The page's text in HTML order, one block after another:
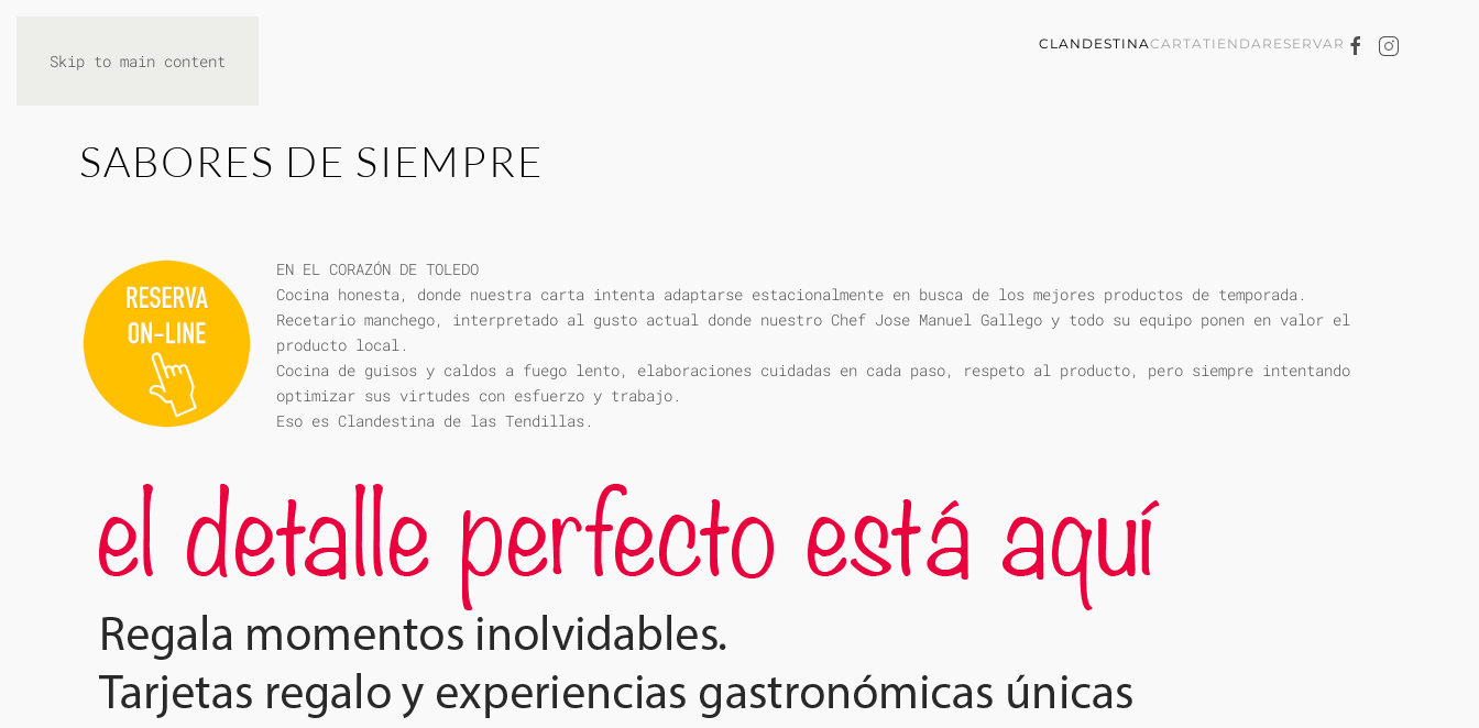
Skip to main content
CLANDESTINACARTATIENDARESERVAR
SABORES DE SIEMPRE
EN EL CORAZÓN DE TOLEDO
Cocina honesta, donde nuestra carta intenta adaptarse estacionalmente en busca de los mejores productos de temporada.
Recetario manchego, interpretado al gusto actual donde nuestro Chef Jose Manuel Gallego y todo su equipo ponen en valor el
producto local.
Cocina de guisos y caldos a fuego lento, elaboraciones cuidadas en cada paso, respeto al producto, pero siempre intentando
optimizar sus virtudes con esfuerzo y trabajo.
Eso es Clandestina de las Tendillas.